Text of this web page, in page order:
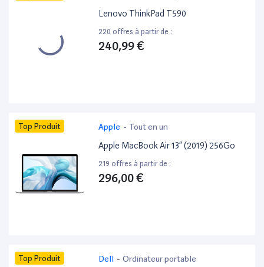
bureautique
Lenovo ThinkPad T590
220 offres à partir de :
240,99 €
Top Produit Apple - Tout en un
Apple MacBook Air 13” (2019) 256Go
219 offres à partir de :
296,00 €
Top Produit Dell - Ordinateur portable